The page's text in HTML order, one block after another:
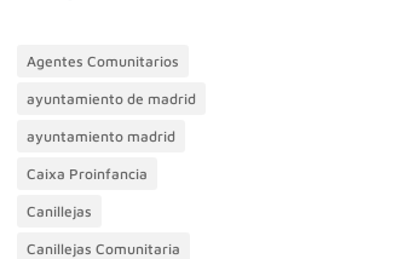
Agentes Comunitarios
ayuntamiento de madrid
ayuntamiento madrid
Caixa Proinfancia
Canillejas
Canillejas Comunitaria